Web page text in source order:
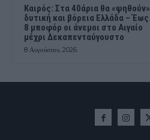
Καιρός: Στα 40άρια θα «ψηθούν»
δυτική και βόρεια Ελλάδα – Έως
8 μποφόρ οι άνεμοι στο Αιγαίο
μέχρι Δεκαπενταύγουστο
8 Αυγούστου, 2026